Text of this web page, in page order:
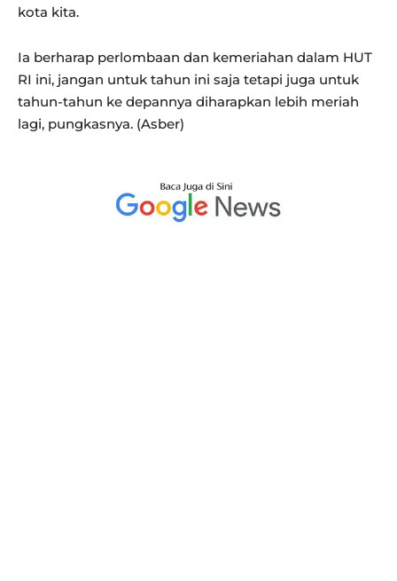
kota kita.
Ia berharap perlombaan dan kemeriahan dalam HUT
RI ini, jangan untuk tahun ini saja tetapi juga untuk
tahun-tahun ke depannya diharapkan lebih meriah
lagi, pungkasnya. (Asber)